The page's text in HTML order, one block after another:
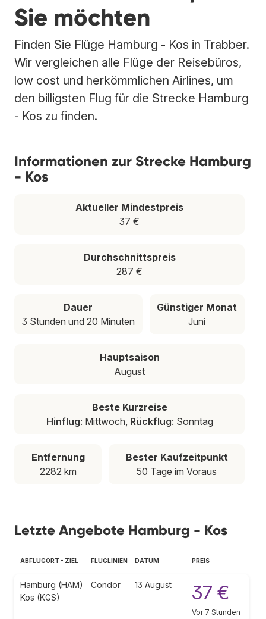
Sie möchten
Finden Sie Flüge Hamburg - Kos in Trabber.
Wir vergleichen alle Flüge der Reisebüros,
low cost und herkömmlichen Airlines, um
den billigsten Flug für die Strecke Hamburg
- Kos zu finden.
Informationen zur Strecke Hamburg
- Kos
Aktueller Mindestpreis
37 €
Durchschnittspreis
287 €
Dauer
3 Stunden und 20 Minuten
Günstiger Monat
Juni
Hauptsaison
August
Beste Kurzreise
Hinflug: Mittwoch, Rückflug: Sonntag
Entfernung
2282 km
Bester Kaufzeitpunkt
50 Tage im Voraus
Letzte Angebote Hamburg - Kos
ABFLUGORT - ZIEL FLUGLINIEN DATUM PREIS
Hamburg (HAM)
Kos (KGS)
Condor 13 August 37 €
Vor 7 Stunden